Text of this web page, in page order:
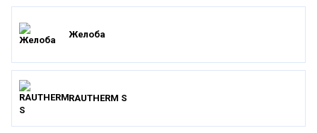
Желоба
RAUTHERM S